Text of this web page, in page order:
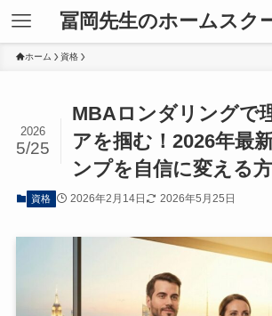
冨岡先生のホームスク
ホーム 資格
MBAロンダリングで
アを掴む！2026年最
ンプを自信に変える
2026
5/25
資格 2026年2月14日 2026年5月25日